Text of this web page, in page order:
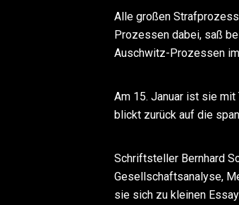
Alle großen
Prozessen dabei, saß
Auschwitz-Prozessen im
Am 15. Januar ist sie mit
blickt zurück auf die
Schriftsteller Bernhard
Gesellschaftsanalyse,
sie sich zu kleinen